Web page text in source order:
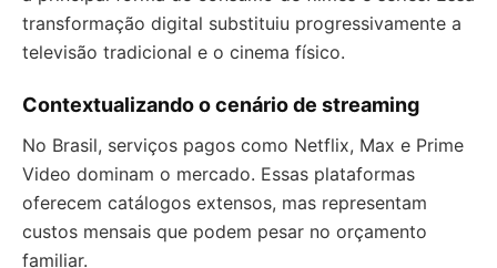
transformação digital substituiu progressivamente a
televisão tradicional e o cinema físico.
Contextualizando o cenário de streaming
No Brasil, serviços pagos como Netflix, Max e Prime
Video dominam o mercado. Essas plataformas
oferecem catálogos extensos, mas representam
custos mensais que podem pesar no orçamento
familiar.